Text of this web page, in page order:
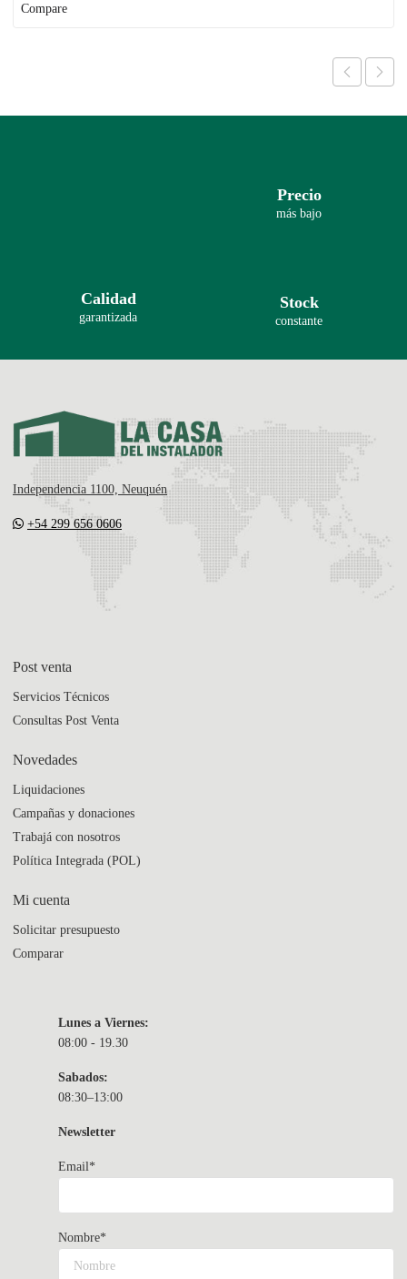
Compare
Precio
más bajo
Calidad
garantizada
Stock
constante
Independencia 1100, Neuquén
+54 299 656 0606
Post venta
Servicios Técnicos
Consultas Post Venta
Novedades
Liquidaciones
Campañas y donaciones
Trabajá con nosotros
Política Integrada (POL)
Mi cuenta
Solicitar presupuesto
Comparar
Lunes a Viernes:
08:00 - 19.30
Sabados:
08:30–13:00
Newsletter
Email*
Nombre*